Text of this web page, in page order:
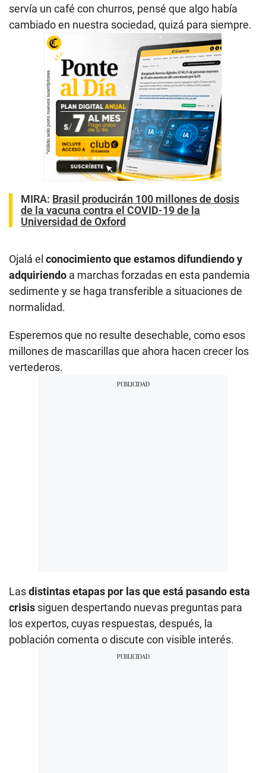
servía un café con churros, pensé que algo había
cambiado en nuestra sociedad, quizá para siempre.
MIRA: Brasil producirán 100 millones de dosis
de la vacuna contra el COVID-19 de la
Universidad de Oxford
Ojalá el conocimiento que estamos difundiendo y
adquiriendo a marchas forzadas en esta pandemia
sedimente y se haga transferible a situaciones de
normalidad.
Esperemos que no resulte desechable, como esos
millones de mascarillas que ahora hacen crecer los
vertederos.
Lasdistintas etapas por las que está pasando esta
crisis siguen despertando nuevas preguntas para
los expertos, cuyas respuestas, después, la
población comenta o discute con visible interés.